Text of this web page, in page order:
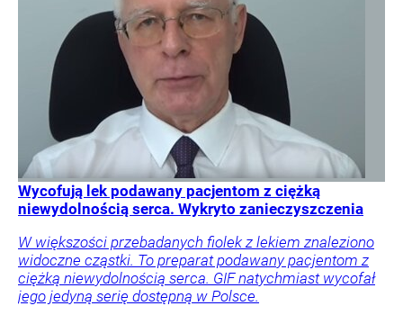
Wycofują lek podawany pacjentom z ciężką
niewydolnością serca. Wykryto zanieczyszczenia
W większości przebadanych fiolek z lekiem znaleziono
widoczne cząstki. To preparat podawany pacjentom z
ciężką niewydolnością serca. GIF natychmiast wycofał
jego jedyną serię dostępną w Polsce.